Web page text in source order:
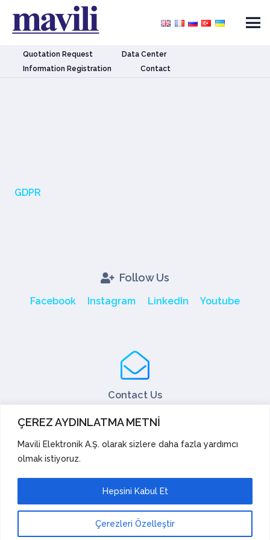
ÇEREZ AYDINLATMA METNİ
Mavili Elektronik A.Ş. olarak sizlere daha fazla yardımcı
olmak istiyoruz.
Çerezleri Özelleştir
Hepsini Kabul Et
Quotation Request
Data Center
Information Registration
Contact
GDPR
Follow Us
Facebook Instagram LinkedIn Youtube
Contact Us
Fax: +90 216 466 45 10
export@mavili.com.tr
Sales Support
Export
Academy
Suggestions and Complaints